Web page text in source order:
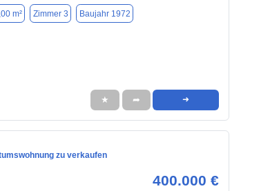
m² Zimmer 3 Baujahr 1972
★ ➦ ➜
zu verkaufen
400.000 €